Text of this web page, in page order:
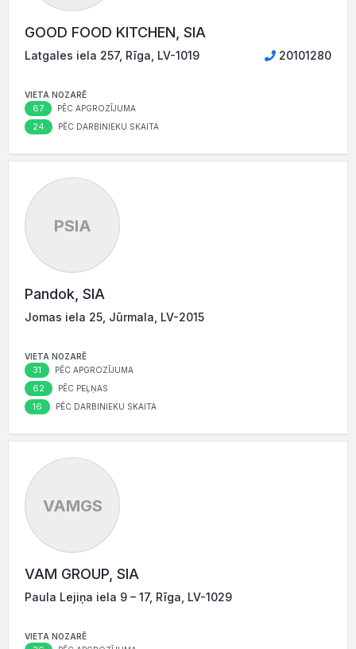
GOOD FOOD KITCHEN, SIA
Latgales iela 257, Rīga, LV-1019 20101280
VIETA NOZARĒ
67 PĒC APGROZĪJUMA
24 PĒC DARBINIEKU SKAITA
PSIA
Pandok, SIA
Jomas iela 25, Jūrmala, LV-2015
VIETA NOZARĒ
31 PĒC APGROZĪJUMA
62 PĒC PEĻŅAS
16 PĒC DARBINIEKU SKAITA
VAMGS
VAM GROUP, SIA
Paula Lejiņa iela 9 – 17, Rīga, LV-1029
VIETA NOZARĒ